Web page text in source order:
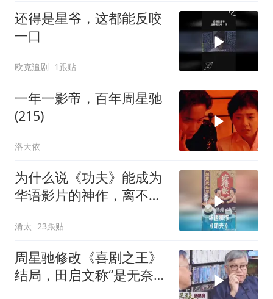
还得是星爷，这都能反咬
一口
欧克追剧 1跟贴
一年一影帝，百年周星驰
(215)
洛天依
为什么说《功夫》能成为
华语影片的神作，离不开
淆太 23跟贴
周星驰修改《喜剧之王》
结局，田启文称“是无奈之